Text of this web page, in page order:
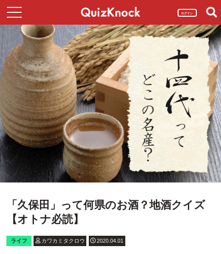
ログイン
「久保田」って何県のお酒？地酒クイズ
【オトナ必読】
ライフ カワカミタクロウ 2020.04.01